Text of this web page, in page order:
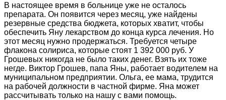
В настоящее время в больнице уже не осталось
препарата. Он появится через месяц, уже найдены
резервные средства бюджета, которых хватит, чтобы
обеспечить Яну лекарством до конца курса лечения. Но
этот месяц нужно продержаться. Требуется четыре
флакона солириса, которые стоят 1 392 000 руб. У
Грошевых никогда не было таких денег. Взять их тоже
негде. Виктор Грошев, папа Яны, работает водителем на
муниципальном предприятии. Ольга, ее мама, трудится
на рабочей должности в частной фирме. Яна может
рассчитывать только на нашу с вами помощь.